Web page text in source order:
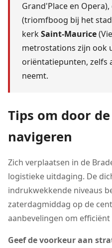
Grand'Place en Opera),
(triomfboog bij het
kerkSaint-Maurice
metrostations zijn ook
oriëntatiepunten, zelfs
neemt.
Tips om door
navigeren
Zich verplaatsen in de
logistieke uitdaging. De
indrukwekkende niveaus
zaterdagmiddag op de
aanbevelingen om
Geef de voorkeur aan